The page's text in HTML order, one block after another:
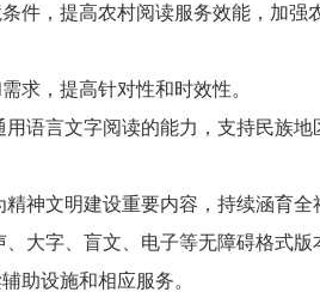
件，提高农村阅读服务效能，加
求，提高针对性和时效性。
语言文字阅读的能力，支持民族
神文明建设重要内容，持续涵育
大字、盲文、电子等无障碍格式版
助设施和相应服务。